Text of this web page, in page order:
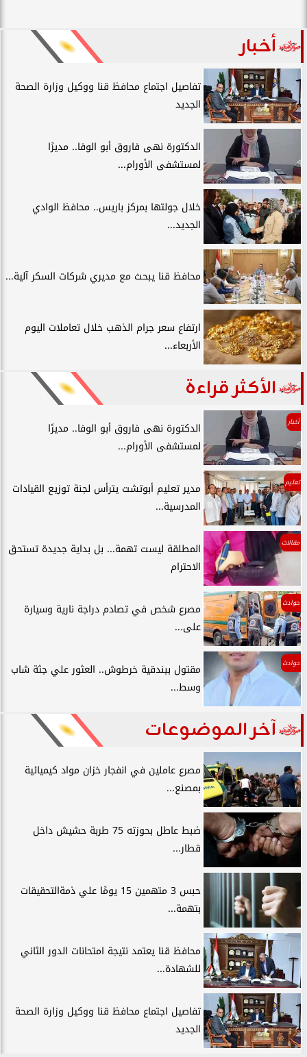
أخبار
تفاصيل اجتماع محافظ قنا ووكيل وزارة الصحة
الجديد
الدكتورة نهى فاروق أبو الوفا.. مديرًا
لمستشفى الأورام...
خلال جولتها بمركز باريس.. محافظ الوادي
الجديد...
محافظ قنا يبحث مع مديري شركات السكر آلية...
ارتفاع سعر جرام الذهب خلال تعاملات اليوم
الأربعاء...
الأكثر قراءة
أخبار
الدكتورة نهى فاروق أبو الوفا.. مديرًا
لمستشفى الأورام...
تعليم
مدير تعليم أبوتشت يترأس لجنة توزيع القيادات
المدرسية...
مقالات
المطلقة ليست تهمة... بل بداية جديدة تستحق
الاحترام
حوادث
مصرع شخص في تصادم دراجة نارية وسيارة
على...
حوادث
مقتول ببندقية خرطوش.. العثور علي جثة شاب
وسط...
آخر الموضوعات
مصرع عاملين في انفجار خزان مواد كيميائية
بمصنع...
ضبط عاطل بحوزته 75 طربة حشيش داخل
قطار...
حبس 3 متهمين 15 يومًا علي ذمةالتحقيقات
بتهمة...
محافظ قنا يعتمد نتيجة امتحانات الدور الثاني
للشهادة...
تفاصيل اجتماع محافظ قنا ووكيل وزارة الصحة
الجديد